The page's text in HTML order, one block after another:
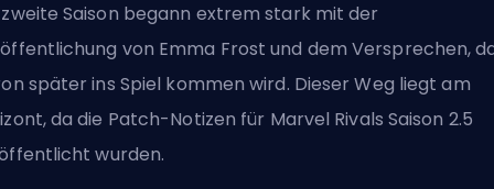
Saison begann extrem stark mit der
von Emma Frost und dem Versprechen,
später ins Spiel kommen wird. Dieser Weg liegt am
da die Patch-Notizen für Marvel Rivals Saison 2.5
wurden.